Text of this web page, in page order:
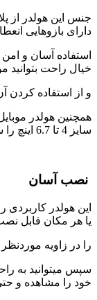
دارای بازوهایی
استفاده آسان و امن
خیال راحت بتوانید
و از استفاده کردن
سایز 4 تا 6.7 اینچ را ساپورت کند
نصب آسان
این هولدر کاربردی
یا هر مکان قابل
را در زاویه
سپس میتوانید به
خود را مشاهده و